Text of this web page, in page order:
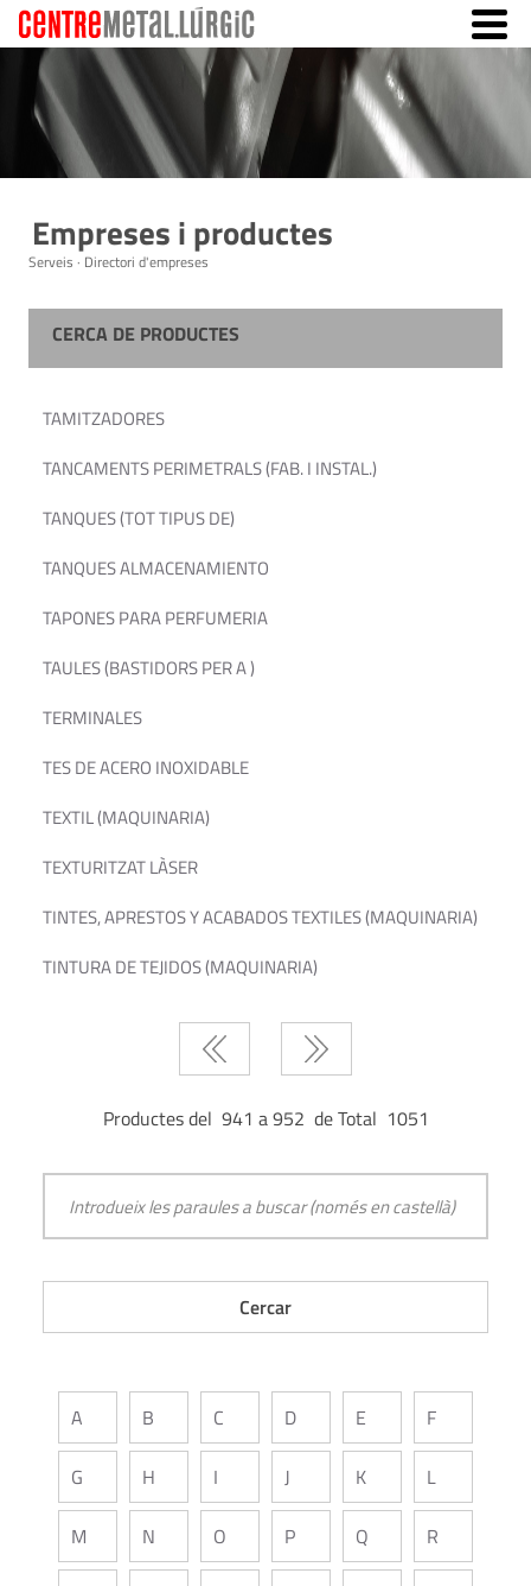
Empreses i productes
Serveis · Directori d'empreses
CERCA DE PRODUCTES
TAMITZADORES
TANCAMENTS PERIMETRALS (FAB. I INSTAL.)
TANQUES (TOT TIPUS DE)
TANQUES ALMACENAMIENTO
TAPONES PARA PERFUMERIA
TAULES (BASTIDORS PER A )
TERMINALES
TES DE ACERO INOXIDABLE
TEXTIL (MAQUINARIA)
TEXTURITZAT LÀSER
TINTES, APRESTOS Y ACABADOS TEXTILES (MAQUINARIA)
TINTURA DE TEJIDOS (MAQUINARIA)
Productes del 941 a 952 de Total 1051
A B C D E F
G H I J K L
M N O P Q R